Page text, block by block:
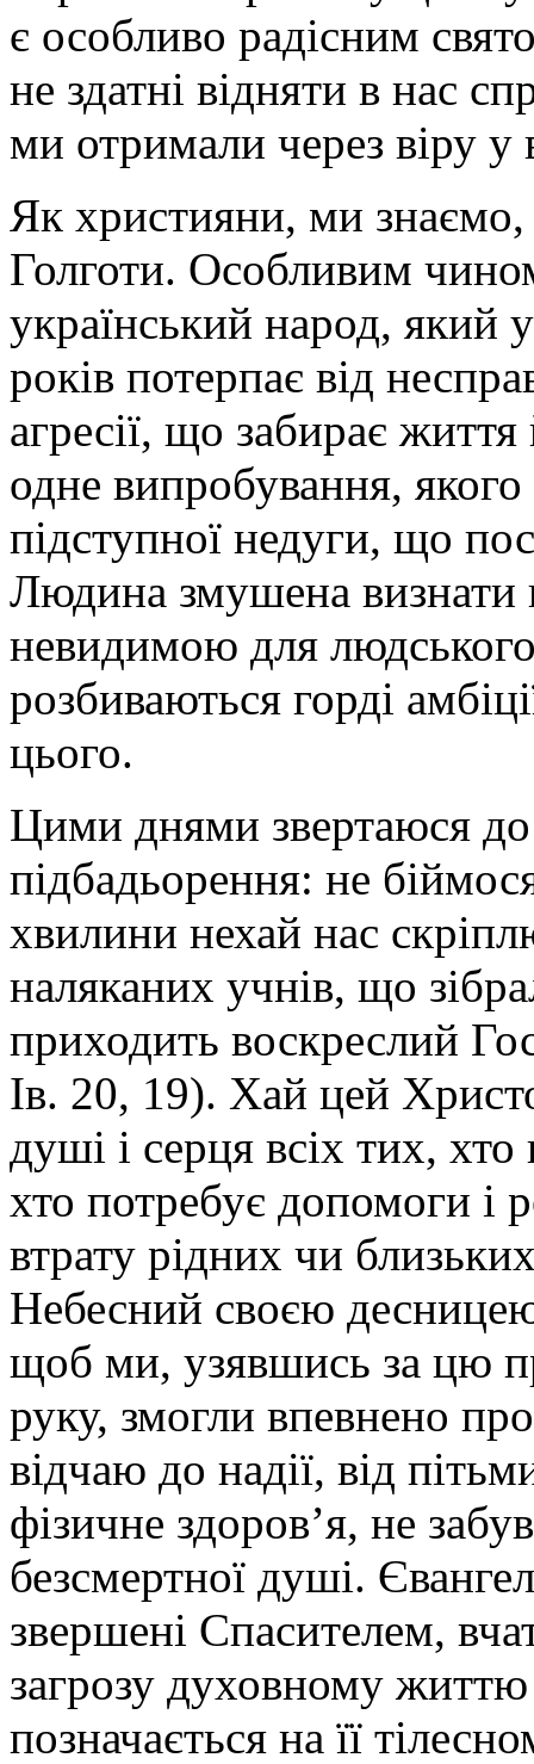
є особливо радісним
не здатні відняти в нас
ми отримали через віру у
Як християни, ми знаємо,
Голготи. Особливим
український народ, який
років потерпає від
агресії, що забирає
одне випробування,
підступної недуги, що
Людина змушена визнати
невидимою для
розбиваються горді
цього.
Цими днями звертаюся до
підбадьорення: не
хвилини нехай нас
наляканих учнів, що
приходить воскреслий
Ів. 20, 19). Хай цей
душі і серця всіх тих, хто
хто потребує допомоги і
втрату рідних чи
Небесний своєю
щоб ми, узявшись за цю
руку, змогли впевнено
відчаю до надії, від
фізичне здоров’я, не
безсмертної душі.
звершені Спасителем,
загрозу духовному
позначається на її